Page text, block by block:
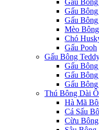
Gấu
Gấu
Gấu
Mèo
Chó
Gấu Pooh
Gấu Bông
Gấu
Gấu
Gấu
Thú Bông Dài
Hà Mã
Cá Sấu
Cừu Bông